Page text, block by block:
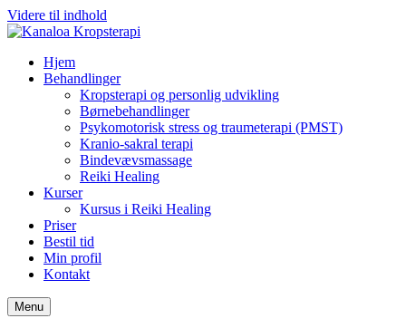
Videre til indhold
Hjem
Behandlinger
Kropsterapi og personlig udvikling
Børnebehandlinger
Psykomotorisk stress og traumeterapi (PMST)
Kranio-sakral terapi
Bindevævsmassage
Reiki Healing
Kurser
Kursus i Reiki Healing
Priser
Bestil tid
Min profil
Kontakt
Menu